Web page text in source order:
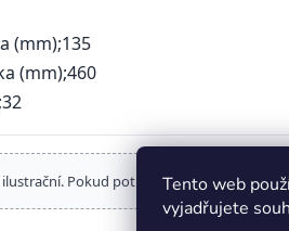
Tento web
vyjadřujete
(mm);135
(mm);460
ilustrační. Pokud potřebujete poradit s